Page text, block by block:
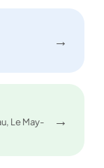
→
Le May-
→